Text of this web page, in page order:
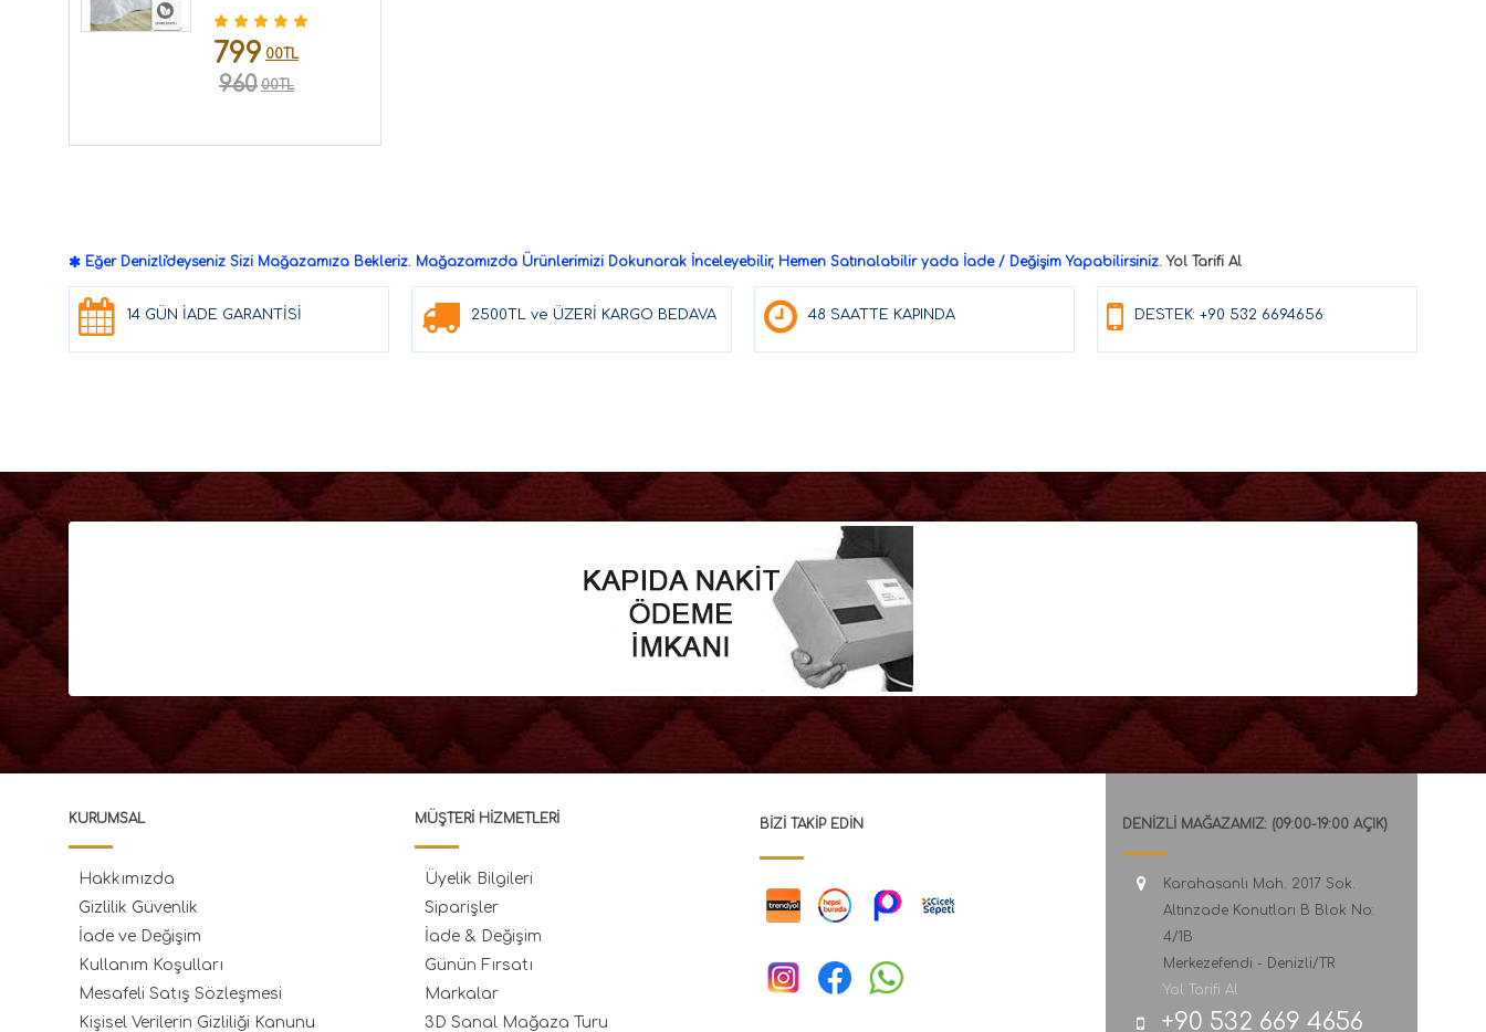
799 00TL
960 00TL
Eğer Denizli'deyseniz Sizi Mağazamıza Bekleriz. Mağazamızda Ürünlerimizi Dokunarak İnceleyebilir, Hemen Satınalabilir yada İade / Değişim Yapabilirsiniz. Yol Tarifi Al
14 GÜN İADE GARANTİSİ 2500TL ve ÜZERİ KARGO BEDAVA 48 SAATTE KAPINDA DESTEK: +90 532 6694656
KURUMSAL
Hakkımızda
Gizlilik Güvenlik
İade ve Değişim
Kullanım Koşulları
Mesafeli Satış Sözleşmesi
Kişisel Verilerin Gizliliği Kanunu
MÜŞTERI HIZMETLERI
Üyelik Bilgileri
Siparişler
İade & Değişim
Günün Fırsatı
Markalar
3D Sanal Mağaza Turu
BIZI TAKIP EDIN DENİZLİ MAĞAZAMIZ: (09:00-19:00 AÇIK)
Karahasanlı Mah. 2017 Sok.
Altınzade Konutları B Blok No:
4/1B
Merkezefendi - Denizli/TR
Yol Tarifi Al
+90 532 669 4656